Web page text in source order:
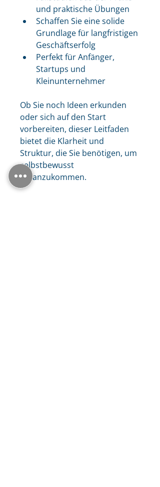
und praktische Übungen
Schaffen Sie eine solide
Grundlage für langfristigen
Geschäftserfolg
Perfekt für Anfänger,
Startups und
Kleinunternehmer
Ob Sie noch Ideen erkunden
oder sich auf den Start
vorbereiten, dieser Leitfaden
bietet die Klarheit und
Struktur, die Sie benötigen, um
selbstbewusst
voranzukommen.